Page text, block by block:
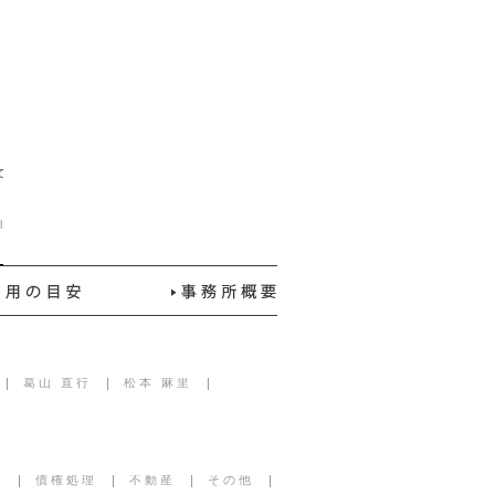
ておりま
under .
葛山 直行
松本 麻里
債権処理 不動産 その他